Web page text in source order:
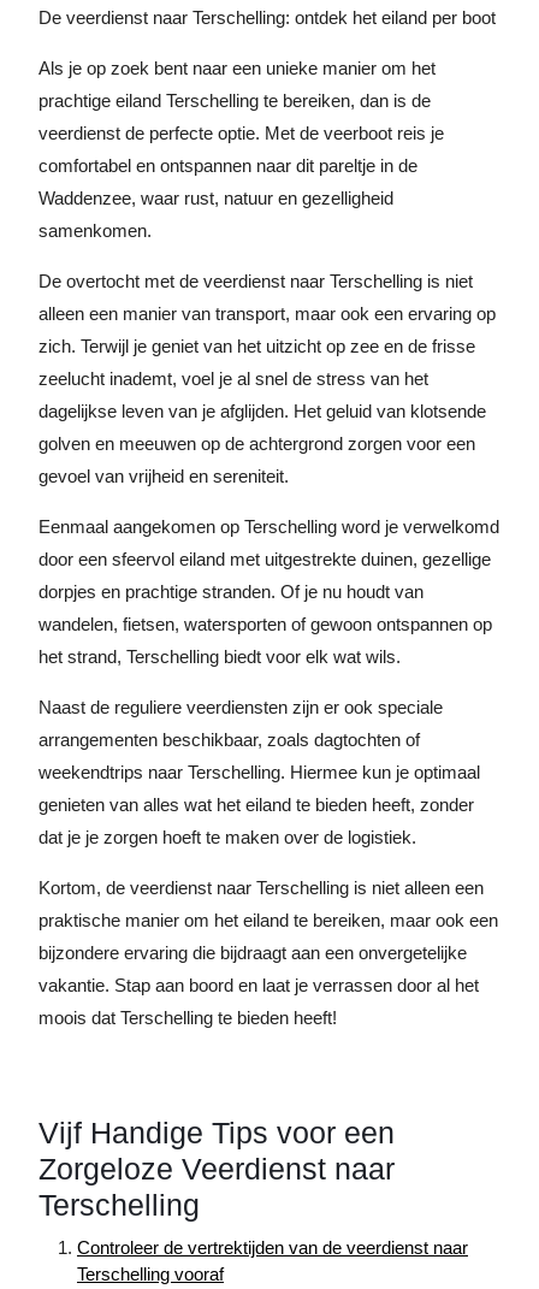
De veerdienst naar Terschelling: ontdek het eiland per boot
Als je op zoek bent naar een unieke manier om het
prachtige eiland Terschelling te bereiken, dan is de
veerdienst de perfecte optie. Met de veerboot reis je
comfortabel en ontspannen naar dit pareltje in de
Waddenzee, waar rust, natuur en gezelligheid
samenkomen.
De overtocht met de veerdienst naar Terschelling is niet
alleen een manier van transport, maar ook een ervaring op
zich. Terwijl je geniet van het uitzicht op zee en de frisse
zeelucht inademt, voel je al snel de stress van het
dagelijkse leven van je afglijden. Het geluid van klotsende
golven en meeuwen op de achtergrond zorgen voor een
gevoel van vrijheid en sereniteit.
Eenmaal aangekomen op Terschelling word je verwelkomd
door een sfeervol eiland met uitgestrekte duinen, gezellige
dorpjes en prachtige stranden. Of je nu houdt van
wandelen, fietsen, watersporten of gewoon ontspannen op
het strand, Terschelling biedt voor elk wat wils.
Naast de reguliere veerdiensten zijn er ook speciale
arrangementen beschikbaar, zoals dagtochten of
weekendtrips naar Terschelling. Hiermee kun je optimaal
genieten van alles wat het eiland te bieden heeft, zonder
dat je je zorgen hoeft te maken over de logistiek.
Kortom, de veerdienst naar Terschelling is niet alleen een
praktische manier om het eiland te bereiken, maar ook een
bijzondere ervaring die bijdraagt aan een onvergetelijke
vakantie. Stap aan boord en laat je verrassen door al het
moois dat Terschelling te bieden heeft!
Vijf Handige Tips voor een
Zorgeloze Veerdienst naar
Terschelling
Controleer de vertrektijden van de veerdienst naar
Terschelling vooraf